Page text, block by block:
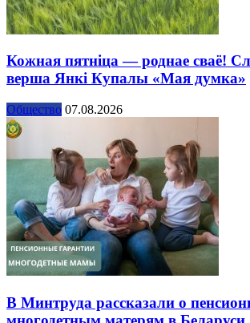
Кожная пятніца — роднае сваё!
верша Янкі Купалы «Мая думка»
Общество 07.08.2026
В Минтруда рассказали о